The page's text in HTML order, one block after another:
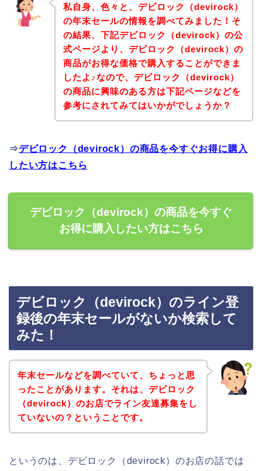
私自身、色々と、デビロック（devirock）
の年末セールの情報を調べてみました！そ
の結果、下記デビロック（devirock）の公
式ページより、デビロック（devirock）の
商品がお得な価格で購入することができま
したよ♪なので、デビロック（devirock）
の商品に興味のある方は下記ページなどを
参考にされてみてはいかがでしょうか？
⇒デビロック（devirock）の商品を今すぐお得に購入
したい方はこちら
デビロック（devirock）の商品を今すぐ
お得に購入したい方はこちら
デビロック（devirock）のライン登
録後の年末セールがないか検索して
みた！
年末セールなどを調べていて、ちょっと思
ったことがあります。それは、デビロック
（devirock）のお店でライン友達募集をし
ていないの？ということです。
というのは、デビロック（devirock）のお店の話では